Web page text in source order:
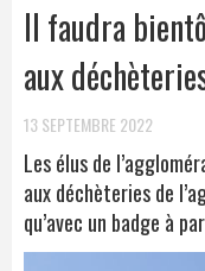
Il faudra
aux
13 SEPTEMBRE 2022
Les élus de
aux déchèteries de
qu’avec un badge à